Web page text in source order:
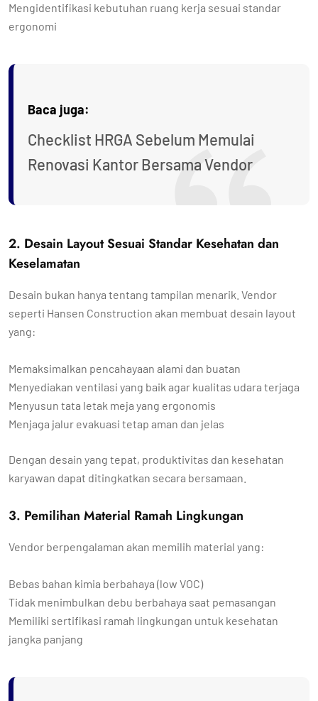
Mengidentifikasi kebutuhan ruang kerja sesuai standar
ergonomi
Baca juga:
Checklist HRGA Sebelum Memulai
Renovasi Kantor Bersama Vendor
2. Desain Layout Sesuai Standar Kesehatan dan
Keselamatan
Desain bukan hanya tentang tampilan menarik. Vendor
seperti Hansen Construction akan membuat desain layout
yang:
Memaksimalkan pencahayaan alami dan buatan
Menyediakan ventilasi yang baik agar kualitas udara terjaga
Menyusun tata letak meja yang ergonomis
Menjaga jalur evakuasi tetap aman dan jelas
Dengan desain yang tepat, produktivitas dan kesehatan
karyawan dapat ditingkatkan secara bersamaan.
3. Pemilihan Material Ramah Lingkungan
Vendor berpengalaman akan memilih material yang:
Bebas bahan kimia berbahaya (low VOC)
Tidak menimbulkan debu berbahaya saat pemasangan
Memiliki sertifikasi ramah lingkungan untuk kesehatan
jangka panjang